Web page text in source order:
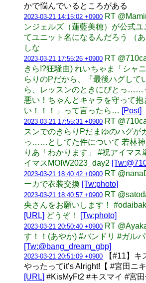
かで悩んでいるところがある
2023-03-21 14:15:02 +0900 RT
ンジェルズ（蓮藍美穂）が公式
てユニット名になるんだろう （
しな
2023-03-21 17:55:26 +0900 RT
きら!?狂騒曲) れいちゃま「シャ
らりのPだから、『最後ハグして
ら、レッスンのときにぴとっ……
悪い！ちゃんとキャラを守って抱
い！！！」って言ったら… [Post]
2023-03-21 17:55:31 +0900 RT
スンでのきらりPだまゆのハグが
っ……としてた件について 若林神
りあ「わかります」 #祝アイマス
イマスMOIW2023_day2
2023-03-21 18:40:42 +0900 RT
ーカで衣装交換 [Tw:photo]
2023-03-21 18:40:57 +0900 RT
央さんをお願いします！
[URL] どうぞ！ [Tw:photo]
2023-03-21 20:50:40 +0900 RT
す！！(あやか) #バンドリ #ガル
[Tw:@bang_dream_gbp]
2023-03-21 20:51:09 +0900 【#11】キ
やったってit’s Alright!【 #宮田ニ
[URL] #KisMyFt2 #キスマイ #宮